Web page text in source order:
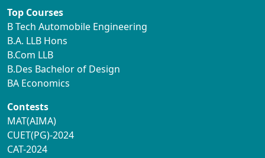
Top Courses
B Tech Automobile Engineering
B.A. LLB Hons
B.Com LLB
B.Des Bachelor of Design
BA Economics
Contests
MAT(AIMA)
CUET(PG)-2024
CAT-2024